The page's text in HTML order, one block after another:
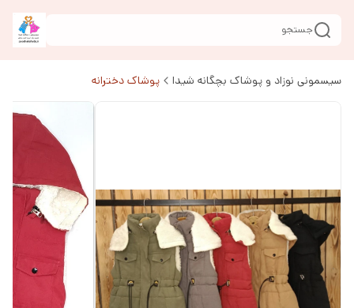
جستجو
سیسمونی نوزاد و پوشاک بچگانه شیدا پوشاک دخترانه